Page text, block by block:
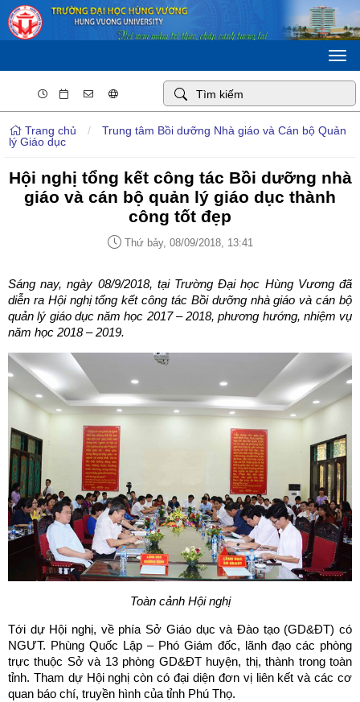
Trang chủ /
Trung tâm Bồi dưỡng Nhà giáo và Cán bộ Quản
lý Giáo dục
Hội nghị tổng kết công tác Bồi dưỡng nhà
giáo và cán bộ quản lý giáo dục thành
công tốt đẹp
Thứ bảy, 08/09/2018, 13:41
Sáng nay, ngày 08/9/2018, tại Trường Đại học Hùng Vương đã
diễn ra Hội nghị tổng kết công tác Bồi dưỡng nhà giáo và cán bộ
quản lý giáo dục năm học 2017 – 2018, phương hướng, nhiệm vụ
năm học 2018 – 2019.
Toàn cảnh Hội nghị
Tới dự Hội nghị, về phía Sở Giáo dục và Đào tạo (GD&ĐT) có
NGƯT. Phùng Quốc Lập – Phó Giám đốc, lãnh đạo các phòng
trực thuộc Sở và 13 phòng GD&ĐT huyện, thị, thành trong toàn
tỉnh. Tham dự Hội nghị còn có đại diện đơn vị liên kết và các cơ
quan báo chí, truyền hình của tỉnh Phú Thọ.